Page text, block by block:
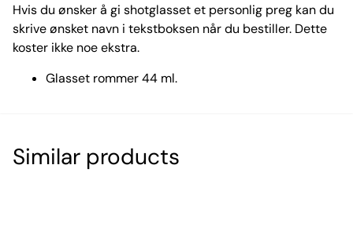
Hvis du ønsker å gi shotglasset et personlig preg kan du
skrive ønsket navn i tekstboksen når du bestiller. Dette
koster ikke noe ekstra.
Glasset rommer 44 ml.
Similar products